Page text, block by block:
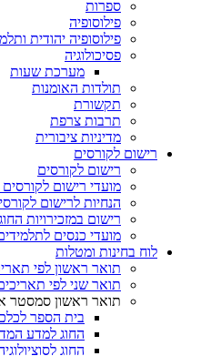
ספרות
פילוסופיה
פילוסופיה יהודית
פסיכולוגיה
מערכת שעות
תולדות האומנות
תקשורת
תרבות צרפת
מדיניות ציבורית
רישום לקורסים
רישום לקורסים
מועדי רישום
הנחיות לרישום
רישום במזכירויות
מועדי כנסים
לוח בחינות ומטלות
תואר ראשון לפי
תואר שני לפי
תואר ראשון סמסטר
בית הספר
החוג למדע
החוג